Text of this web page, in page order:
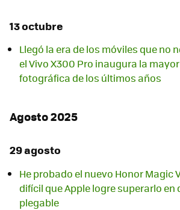
13 octubre
Llegó la era de los móviles que no
el Vivo X300 Pro inaugura la
fotográfica de los últimos años
Agosto 2025
29 agosto
He probado el nuevo Honor Magic
difícil que Apple logre superarlo en
plegable